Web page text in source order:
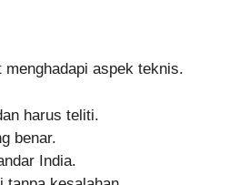
aspek teknis.
harus teliti.
benar.
India.